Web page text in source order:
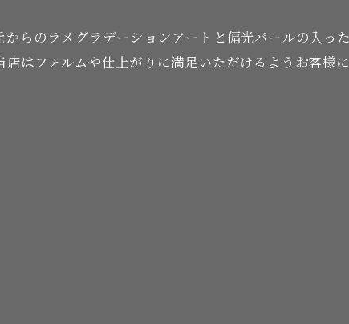
らのラメグラデーションアートと偏光パールの入っ
はフォルムや仕上がりに満足いただけるようお客様